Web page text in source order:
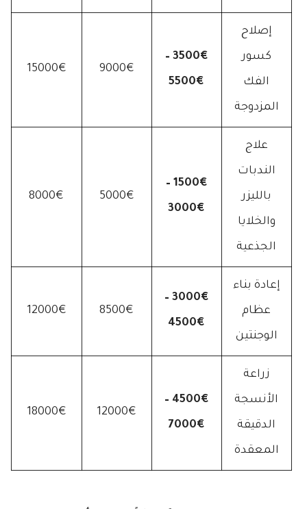
إصلاح
كسور
الفك
المزدوجة
3500€ –
5500€
9000€
15000€
علاج
الندبات
بالليزر
والخلايا
الجذعية
1500€ –
3000€
5000€
8000€
إعادة بناء
عظام
الوجنتين
3000€ –
4500€
8500€
12000€
زراعة
الأنسجة
الدقيقة
المعقدة
4500€ –
7000€
12000€
18000€